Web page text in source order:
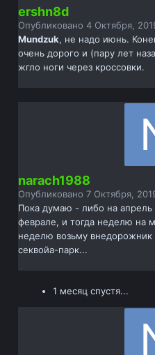
ershn8d
Опубликовано4 Октября,
Mundzuk, не надо июнь.
очень дорого и (пару лет
жгло ноги через кроссовки.
narach1988
Опубликовано7 Октября,
Пока думаю - либо на апрель
феврале, и тогда неделю на
неделю возьму внедорожник
секвойа-парк...
1 месяц спустя...